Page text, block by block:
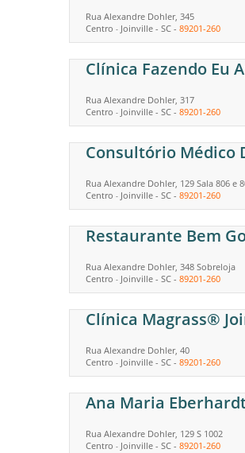
Rua Alexandre Dohler, 345
Centro - Joinville - SC - 89201-260
Clínica Fazendo Eu
Rua Alexandre Dohler, 317
Centro - Joinville - SC - 89201-260
Consultório Médico
Rua Alexandre Dohler, 129 Sala 806 e
Centro - Joinville - SC - 89201-260
Restaurante Bem
Rua Alexandre Dohler, 348 Sobreloja
Centro - Joinville - SC - 89201-260
Clínica Magrass®
Rua Alexandre Dohler, 40
Centro - Joinville - SC - 89201-260
Ana Maria
Rua Alexandre Dohler, 129 S 1002
Centro - Joinville - SC - 89201-260